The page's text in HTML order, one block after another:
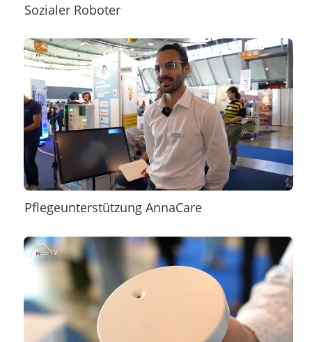
Sozialer Roboter
Pflegeunterstützung AnnaCare